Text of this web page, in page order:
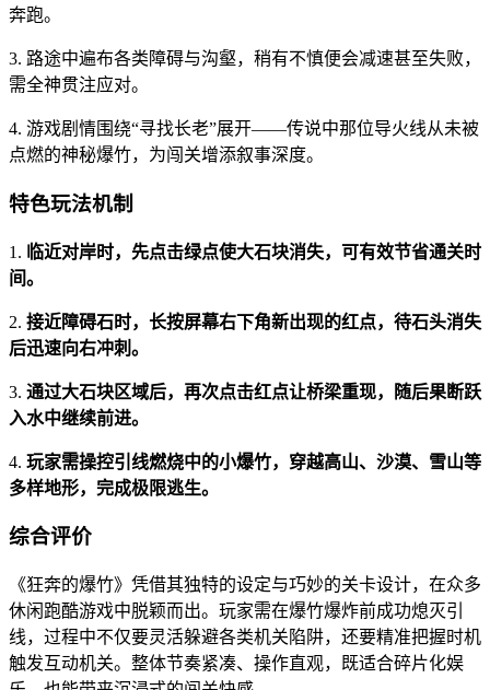
奔跑。
3. 路途中遍布各类障碍与沟壑，稍有不慎便会减速甚至失败，
需全神贯注应对。
4. 游戏剧情围绕“寻找长老”展开——传说中那位导火线从未被
点燃的神秘爆竹，为闯关增添叙事深度。
特色玩法机制
1. 临近对岸时，先点击绿点使大石块消失，可有效节省通关时
间。
2. 接近障碍石时，长按屏幕右下角新出现的红点，待石头消失
后迅速向右冲刺。
3. 通过大石块区域后，再次点击红点让桥梁重现，随后果断跃
入水中继续前进。
4. 玩家需操控引线燃烧中的小爆竹，穿越高山、沙漠、雪山等
多样地形，完成极限逃生。
综合评价
《狂奔的爆竹》凭借其独特的设定与巧妙的关卡设计，在众多
休闲跑酷游戏中脱颖而出。玩家需在爆竹爆炸前成功熄灭引
线，过程中不仅要灵活躲避各类机关陷阱，还要精准把握时机
触发互动机关。整体节奏紧凑、操作直观，既适合碎片化娱